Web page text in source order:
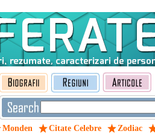
Monden Citate Celebre Zodiac